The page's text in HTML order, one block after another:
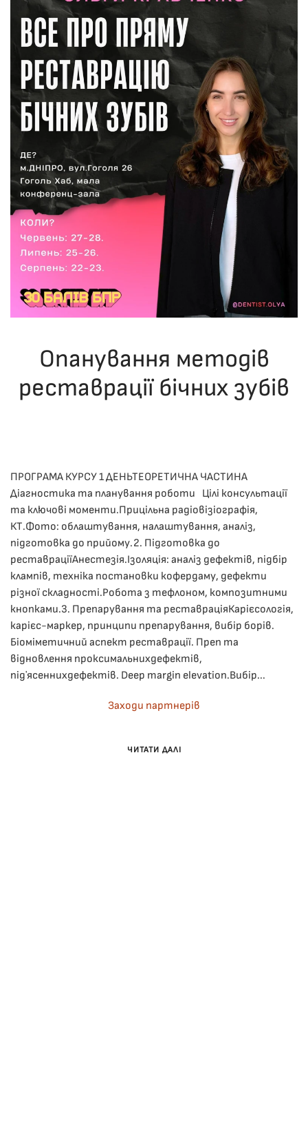
Опанування методів
реставрації бічних зубів
ПРОГРАМА КУРСУ 1 ДЕНЬТЕОРЕТИЧНА ЧАСТИНА
Діагностика та планування роботи Цілі консультації
та ключові моменти.Прицільна радіовізіографія,
КТ.Фото: облаштування, налаштування, аналіз,
підготовка до прийому.2. Підготовка до
реставраціїАнестезія.Ізоляція: аналіз дефектів, підбір
клампів, техніка постановки кофердаму, дефекти
різної складності.Робота з тефлоном, композитними
кнопками.3. Препарування та реставраціяКарієсологія,
карієс-маркер, принципи препарування, вибір борів.
Біоміметичний аспект реставрації. Преп та
відновлення проксимальнихдефектів,
підʼясеннихдефектів. Deep margin elevation.Вибір...
Заходи партнерів
ЧИТАТИ ДАЛІ